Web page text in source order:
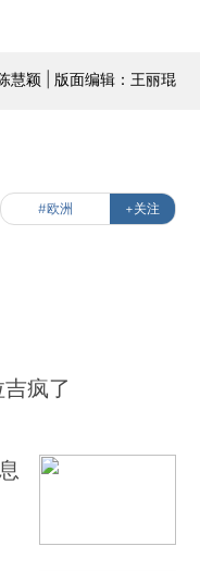
慧颖 | 版面编辑：王丽琨
#欧洲 +关注
疯了